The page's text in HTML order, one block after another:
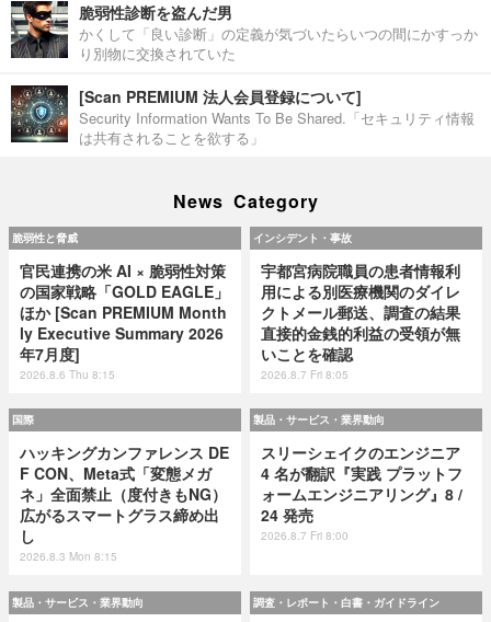
脆弱性診断を盗んだ男
かくして「良い診断」の定義が気づいたらいつの間にかすっか
り別物に交換されていた
[Scan PREMIUM 法人会員登録について]
Security Information Wants To Be Shared.「セキュリティ情報
は共有されることを欲する」
News Category
脆弱性と脅威
官民連携の米 AI × 脆弱性対策
の国家戦略「GOLD EAGLE」
ほか [Scan PREMIUM Month
ly Executive Summary 2026
年7月度]
2026.8.6 Thu 8:15
インシデント・事故
宇都宮病院職員の患者情報利
用による別医療機関のダイレ
クトメール郵送、調査の結果
直接的金銭的利益の受領が無
いことを確認
2026.8.7 Fri 8:05
国際
ハッキングカンファレンス DE
F CON、Meta式「変態メガ
ネ」全面禁止（度付きもNG）
広がるスマートグラス締め出
し
2026.8.3 Mon 8:15
製品・サービス・業界動向
スリーシェイクのエンジニア
4 名が翻訳『実践 プラットフ
ォームエンジニアリング』8 /
24 発売
2026.8.7 Fri 8:00
製品・サービス・業界動向 調査・レポート・白書・ガイドライン